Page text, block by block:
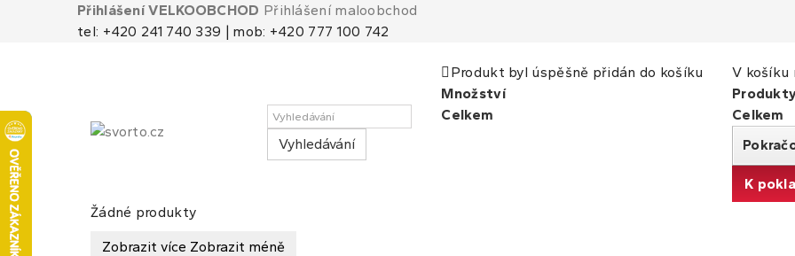
Přihlášení VELKOOBCHOD Přihlášení maloobchod
tel: +420 241 740 339 | mob: +420 777 100 742
Vyhledávání
Košík
(prázdný)
Žádné produkty
Zobrazit více Zobrazit méně
Produkt byl úspěšně přidán do košíku
Množství
Celkem
V košíku
Celkem
K